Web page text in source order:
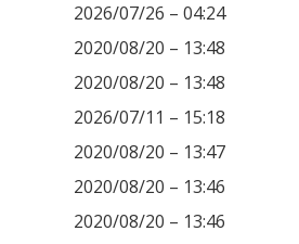
2026/07/26 – 04:24
2020/08/20 – 13:48
2020/08/20 – 13:48
2026/07/11 – 15:18
2020/08/20 – 13:47
2020/08/20 – 13:46
2020/08/20 – 13:46